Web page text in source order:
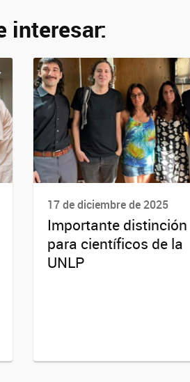
interesar:
17 de diciembre de 2025
Importante distinción
para científicos de la
UNLP